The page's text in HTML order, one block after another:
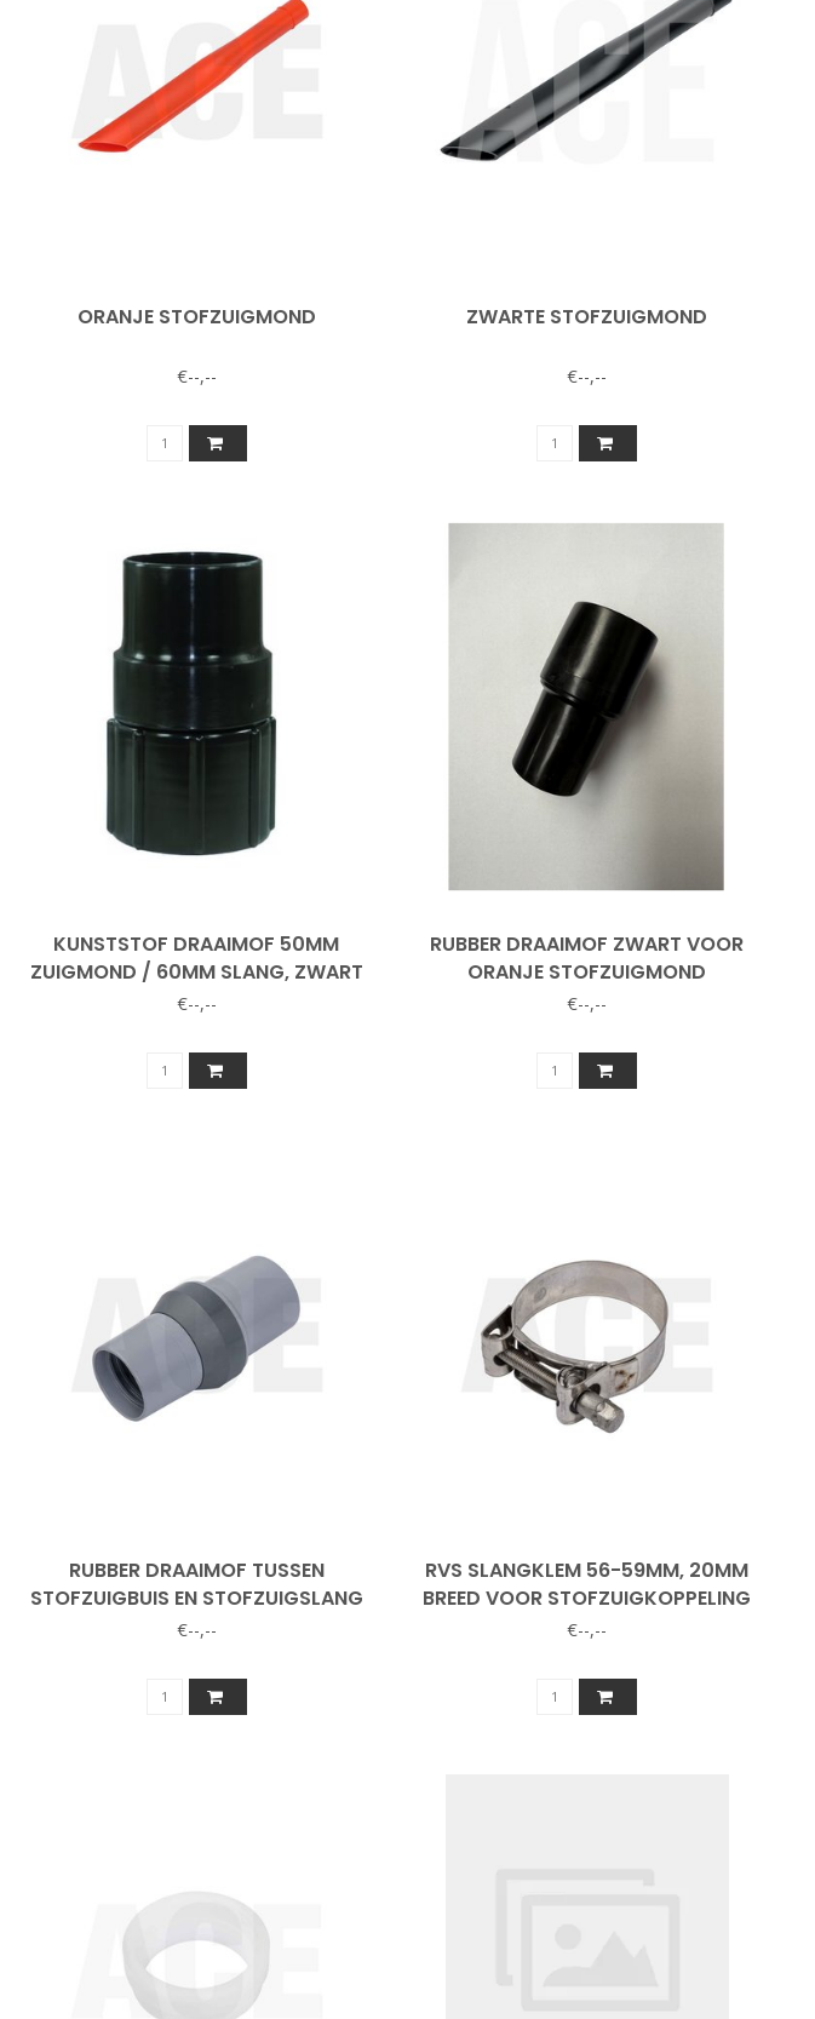
ORANJE STOFZUIGMOND
€--,--
ZWARTE STOFZUIGMOND
€--,--
KUNSTSTOF DRAAIMOF 50MM
ZUIGMOND / 60MM SLANG, ZWART
€--,--
RUBBER DRAAIMOF ZWART VOOR
ORANJE STOFZUIGMOND
€--,--
RUBBER DRAAIMOF TUSSEN
STOFZUIGBUIS EN STOFZUIGSLANG
€--,--
RVS SLANGKLEM 56-59MM, 20MM
BREED VOOR STOFZUIGKOPPELING
€--,--